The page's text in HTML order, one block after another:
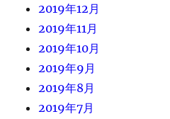
2019年12月
2019年11月
2019年10月
2019年9月
2019年8月
2019年7月